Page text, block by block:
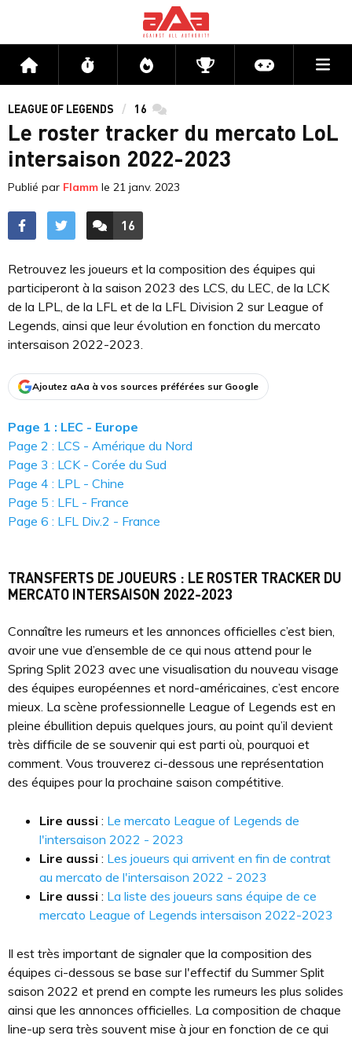
Accueil Flux Directs CompétitionsActu jeux
LEAGUE OF LEGENDS 16 commentaires
Le roster tracker du mercato LoL
intersaison 2022-2023
Publié par Flamm le 21 janv. 2023
ACCÉDER AUX
16
COMMENTAIRES
Retrouvez les joueurs et la composition des équipes qui
participeront à la saison 2023 des LCS, du LEC, de la LCK
de la LPL, de la LFL et de la LFL Division 2 sur League of
Legends, ainsi que leur évolution en fonction du mercato
intersaison 2022-2023.
Ajoutez aAa à vos sources préférées sur Google
Page 1 : LEC - Europe
Page 2 : LCS - Amérique du Nord
Page 3 : LCK - Corée du Sud
Page 4 : LPL - Chine
Page 5 : LFL - France
Page 6 : LFL Div.2 - France
TRANSFERTS DE JOUEURS : LE ROSTER TRACKER DU
MERCATO INTERSAISON 2022-2023
Connaître les rumeurs et les annonces officielles c’est bien,
avoir une vue d’ensemble de ce qui nous attend pour le
Spring Split 2023 avec une visualisation du nouveau visage
des équipes européennes et nord-américaines, c’est encore
mieux. La scène professionnelle League of Legends est en
pleine ébullition depuis quelques jours, au point qu’il devient
très difficile de se souvenir qui est parti où, pourquoi et
comment. Vous trouverez ci-dessous une représentation
des équipes pour la prochaine saison compétitive.
Lire aussi : Le mercato League of Legends de
l'intersaison 2022 - 2023
Lire aussi : Les joueurs qui arrivent en fin de contrat
au mercato de l'intersaison 2022 - 2023
Lire aussi : La liste des joueurs sans équipe de ce
mercato League of Legends intersaison 2022-2023
Il est très important de signaler que la composition des
équipes ci-dessous se base sur l'effectif du Summer Split
saison 2022 et prend en compte les rumeurs les plus solides
ainsi que les annonces officielles. La composition de chaque
line-up sera très souvent mise à jour en fonction de ce qui